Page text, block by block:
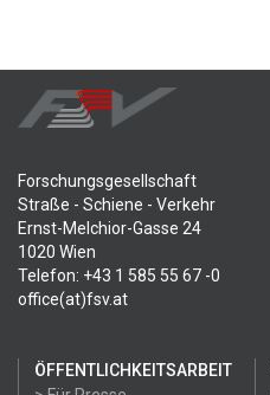
Forschungsgesellschaft
Straße - Schiene - Verkehr
Ernst-Melchior-Gasse 24
1020 Wien
Telefon: +43 1 585 55 67 -0
office(at)fsv.at
ÖFFENTLICHKEITSARBEIT